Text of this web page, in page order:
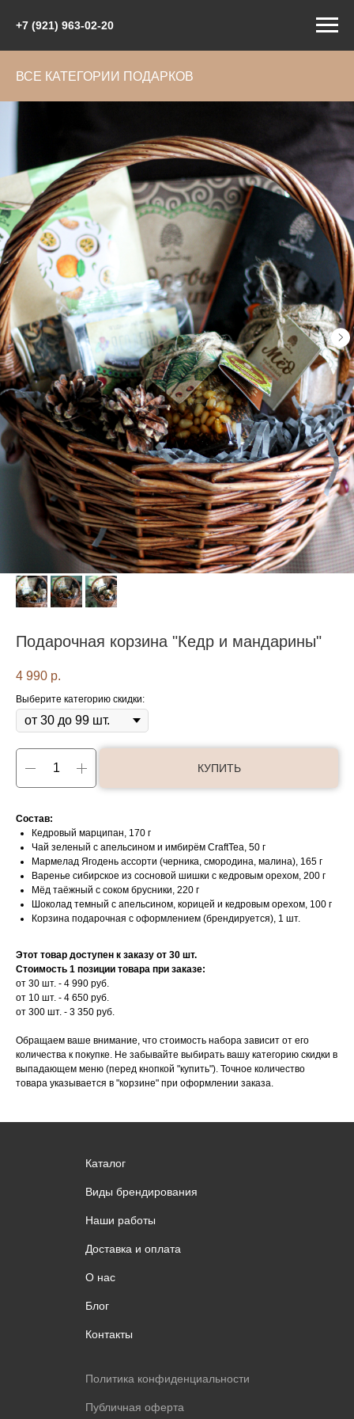
+7 (921) 963-02-20
ВСЕ КАТЕГОРИИ ПОДАРКОВ
Подарочная корзина "Кедр и мандарины"
4 990 р.
Выберите категорию скидки:
КУПИТЬ
Состав:
Кедровый марципан, 170 г
Чай зеленый с апельсином и имбирём CraftTea, 50 г
Мармелад Ягодень ассорти (черника, смородина, малина), 165 г
Варенье сибирское из сосновой шишки с кедровым орехом, 200 г
Мёд таёжный с соком брусники, 220 г
Шоколад темный с апельсином, корицей и кедровым орехом, 100 г
Корзина подарочная с оформлением (брендируется), 1 шт.
Этот товар доступен к заказу от 30 шт.
Стоимость 1 позиции товара при заказе:
от 30 шт. - 4 990 руб.
от 10 шт. - 4 650 руб.
от 300 шт. - 3 350 руб.
Обращаем ваше внимание, что стоимость набора зависит от его
количества к покупке. Не забывайте выбирать вашу категорию скидки в
выпадающем меню (перед кнопкой "купить"). Точное количество
товара указывается в "корзине" при оформлении заказа.
О нас
Каталог
Публичная оферта
Политика конфиденциальности
Виды брендирования
Наши работы
Доставка и оплата
Блог
Контакты